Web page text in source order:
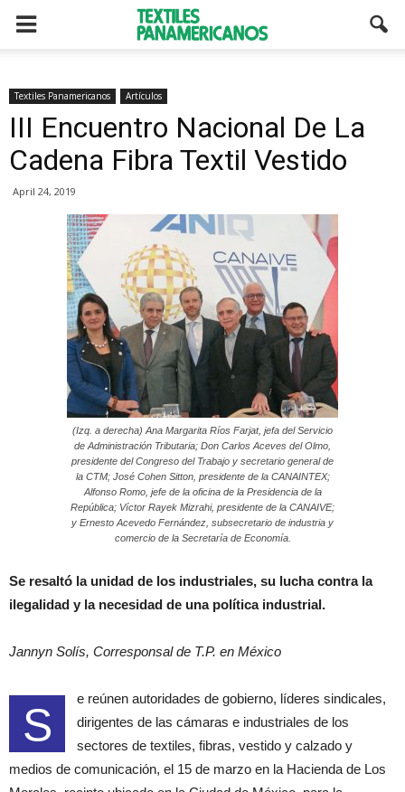
Textiles Panamericanos Artículos
III Encuentro Nacional De La
Cadena Fibra Textil Vestido
April 24, 2019
(Izq. a derecha) Ana Margarita Ríos Farjat, jefa del Servicio
de Administración Tributaria; Don Carlos Aceves del Olmo,
presidente del Congreso del Trabajo y secretario general de
la CTM; José Cohen Sitton, presidente de la CANAINTEX;
Alfonso Romo, jefe de la oficina de la Presidencia de la
República; Víctor Rayek Mizrahi, presidente de la CANAIVE;
y Ernesto Acevedo Fernández, subsecretario de industria y
comercio de la Secretaría de Economía.
Se resaltó la unidad de los industriales, su lucha contra la
ilegalidad y la necesidad de una política industrial.
Jannyn Solís, Corresponsal de T.P. en México
S
e reúnen autoridades de gobierno, líderes sindicales,
dirigentes de las cámaras e industriales de los
sectores de textiles, fibras, vestido y calzado y
medios de comunicación, el 15 de marzo en la Hacienda de Los